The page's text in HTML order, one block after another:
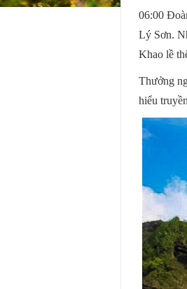
06:00
Lý Sơn.
Khao lề
Thưởng
hiểu